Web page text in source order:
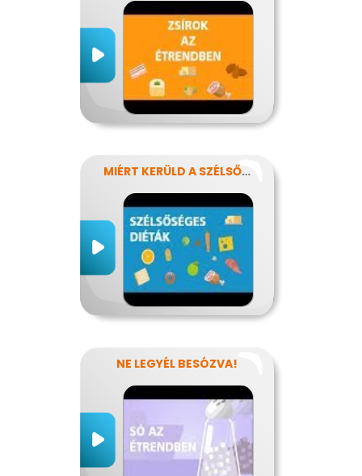
MIÉRT KERÜLD A SZÉLSŐSÉGES DIÉTÁKAT?
NE LEGYÉL BESÓZVA!